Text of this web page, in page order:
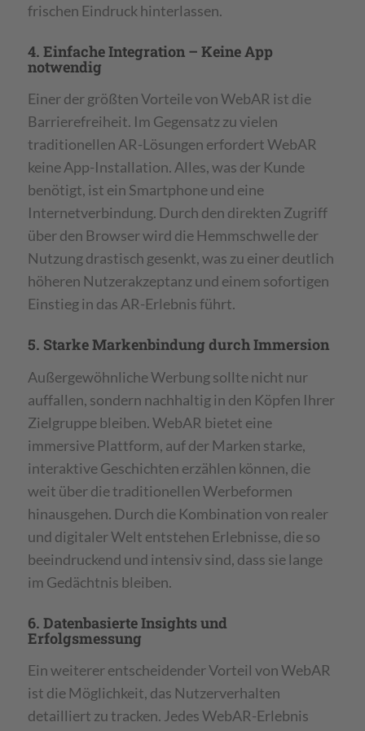
frischen Eindruck hinterlassen.
4. Einfache Integration – Keine App
notwendig
Einer der größten Vorteile von WebAR ist die
Barrierefreiheit. Im Gegensatz zu vielen
traditionellen AR-Lösungen erfordert WebAR
keine App-Installation. Alles, was der Kunde
benötigt, ist ein Smartphone und eine
Internetverbindung. Durch den direkten Zugriff
über den Browser wird die Hemmschwelle der
Nutzung drastisch gesenkt, was zu einer deutlich
höheren Nutzerakzeptanz und einem sofortigen
Einstieg in das AR-Erlebnis führt.
5. Starke Markenbindung durch Immersion
Außergewöhnliche Werbung sollte nicht nur
auffallen, sondern nachhaltig in den Köpfen Ihrer
Zielgruppe bleiben. WebAR bietet eine
immersive Plattform, auf der Marken starke,
interaktive Geschichten erzählen können, die
weit über die traditionellen Werbeformen
hinausgehen. Durch die Kombination von realer
und digitaler Welt entstehen Erlebnisse, die so
beeindruckend und intensiv sind, dass sie lange
im Gedächtnis bleiben.
6. Datenbasierte Insights und
Erfolgsmessung
Ein weiterer entscheidender Vorteil von WebAR
ist die Möglichkeit, das Nutzerverhalten
detailliert zu tracken. Jedes WebAR-Erlebnis